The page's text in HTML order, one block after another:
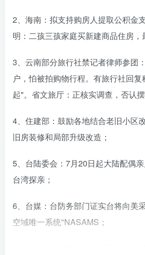
2、海南：拟支持购房人提取公积金
明：二孩三孩家庭买新建商品住房，
3、云南部分旅行社禁记者律师参团
户，怕被拍购物行程。有旅行社回
起"。省文旅厅：正核实调查，否认摆
4、住建部：鼓励各地结合老旧小区
旧房装修和局部升级改造；
5、台陆委会：7月20日起大陆配偶
台湾探亲；
6、台媒：台防务部门证实台将向美
空域唯一系统"NASAMS；